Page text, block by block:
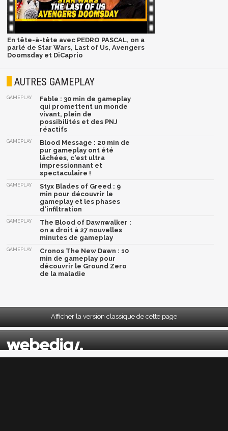
En tête-à-tête avec PEDRO PASCAL, on a
parlé de Star Wars, Last of Us, Avengers
Doomsday et DiCaprio
AUTRES GAMEPLAY
GAMEPLAY
Fable : 30 min de gameplay
qui promettent un monde
vivant, plein de
possibilités et des PNJ
réactifs
GAMEPLAY
Blood Message : 20 min de
pur gameplay ont été
lâchées, c'est ultra
impressionnant et
spectaculaire !
GAMEPLAY
Styx Blades of Greed : 9
min pour découvrir le
gameplay et les phases
d'infiltration
GAMEPLAY
The Blood of Dawnwalker :
on a droit à 27 nouvelles
minutes de gameplay
GAMEPLAY
Cronos The New Dawn : 10
min de gameplay pour
découvrir le Ground Zero
de la maladie
Afficher la version classique de cette page